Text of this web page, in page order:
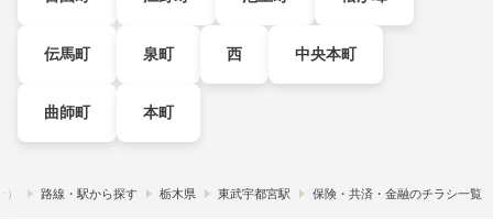
伝馬町 泉町 西 中央本町
曲師町 本町
路線・駅から探す 栃木県 東武宇都宮駅 保険・共済・金融のチラシ一覧